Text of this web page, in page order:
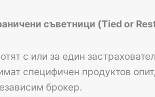
съветници (Tied or
с или за един
специфичен продуктов
брокер.